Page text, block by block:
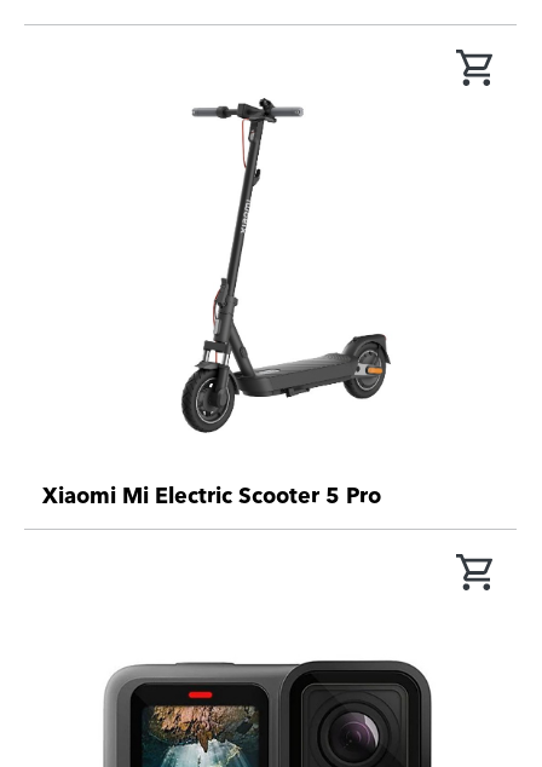
Xiaomi Mi Electric Scooter 5 Pro